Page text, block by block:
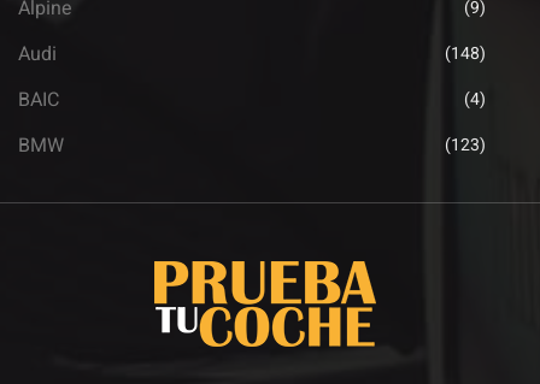
Alpine (9)
Audi (148)
BAIC (4)
BMW (123)